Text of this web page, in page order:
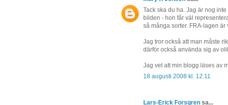
Tack ska du ha. Jag är nog
bilden - hon får väl
så många sorter. FRA-lagen
Jag tror också att man måste
därför också använda sig av
Jag vet att min blogg läses av
18 augusti 2008 kl. 12:11
Lars-Erick Forsgren sa...